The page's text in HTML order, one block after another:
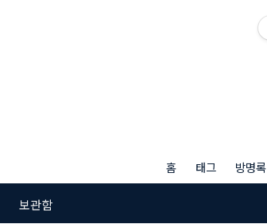
홈 태그 방명록
보관함